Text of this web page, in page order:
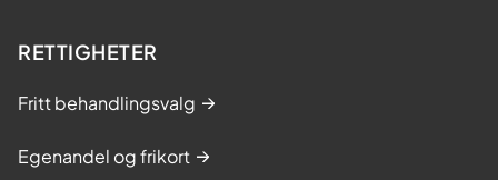
RETTIGHETER
Fritt behandlingsvalg
Egenandel og frikort